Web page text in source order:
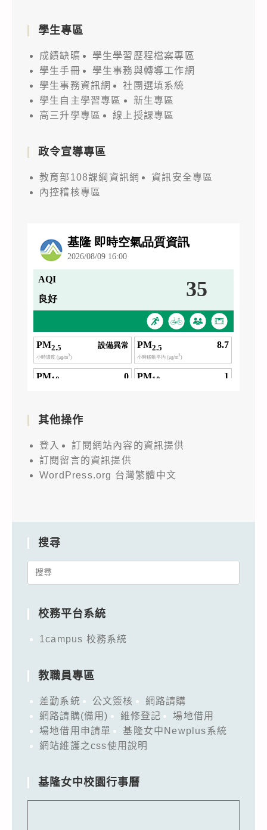
學生專區
成績缺曠
學生學習歷程檔案專區
學生手冊
學生事務與轉導工作網
學生事務資訊網
社團選填系統
學生自主學習專區
新生專區
高三升學專區
線上授課專區
政令宣導專區
教育部108課綱資訊網
資訊安全專區
內控稽核專區
其他操作
登入
訂閱網站內容的資訊提供
訂閱留言的資訊提供
WordPress.org 台灣繁體中文
搜尋
Search
校務平台系統
1campus 校務系統
教職員專區
差勤系統 公文簽核
網路請購
網路請購(備用)
維修登記
場地借用
場地借用申請單
基隆女中Newplus系統
網站維護之css使用說明
基隆女中校園行事曆